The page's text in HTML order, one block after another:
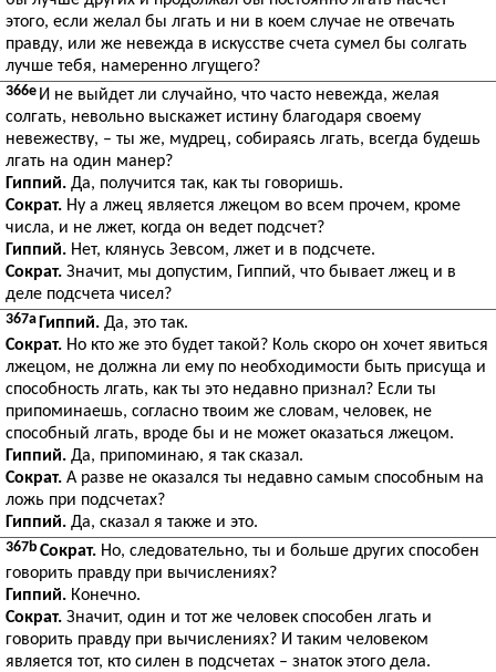
этого, если желал бы лгать и ни в коем случае не отвечать
правду, или же невежда в искусстве счета сумел бы солгать
лучше тебя, намеренно лгущего?
366e И не выйдет ли случайно, что часто невежда, желая
солгать, невольно выскажет истину благодаря своему
невежеству, – ты же, мудрец, собираясь лгать, всегда будешь
лгать на один манер?
Гиппий. Да, получится так, как ты говоришь.
Сократ. Ну а лжец является лжецом во всем прочем, кроме
числа, и не лжет, когда он ведет подсчет?
Гиппий. Нет, клянусь Зевсом, лжет и в подсчете.
Сократ. Значит, мы допустим, Гиппий, что бывает лжец и в
деле подсчета чисел?
367a Гиппий. Да, это так.
Сократ. Но кто же это будет такой? Коль скоро он хочет явиться
лжецом, не должна ли ему по необходимости быть присуща и
способность лгать, как ты это недавно признал? Если ты
припоминаешь, согласно твоим же словам, человек, не
способный лгать, вроде бы и не может оказаться лжецом.
Гиппий. Да, припоминаю, я так сказал.
Сократ. А разве не оказался ты недавно самым способным на
ложь при подсчетах?
Гиппий. Да, сказал я также и это.
367b Сократ. Но, следовательно, ты и больше других способен
говорить правду при вычислениях?
Гиппий. Конечно.
Сократ. Значит, один и тот же человек способен лгать и
говорить правду при вычислениях? И таким человеком
является тот, кто силен в подсчетах – знаток этого дела.